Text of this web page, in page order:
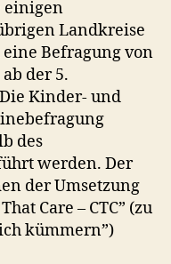
einigen
Landkreise
Befragung von
der 5.
Kinder- und
des
werden. Der
der Umsetzung
Care – CTC” (zu
kümmern”)